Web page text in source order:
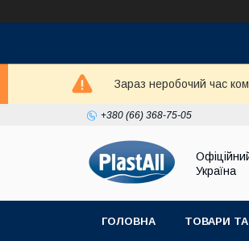
Зараз неробочий час
+380 (66) 368-75-05
Україна
ГОЛОВНА ТОВАРИ